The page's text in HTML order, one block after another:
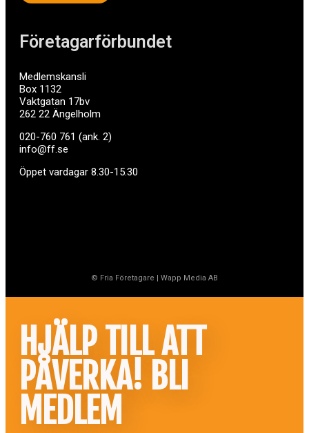
Företagarförbundet
Medlemskansli
Box 1132
Vaktgatan 17bv
262 22 Ängelholm
020-760 761 (ank. 2)
info@ff.se
Öppet vardagar 8.30-15.30
© Fria Företagare | Wapp Media AB
HJÄLP TILL ATT
PÅVERKA! BLI
MEDLEM